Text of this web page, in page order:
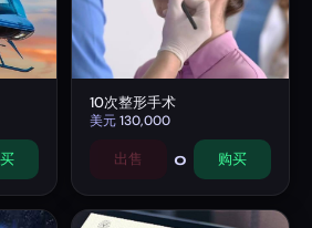
10次整形手术
美元130,000
出售 0 购买